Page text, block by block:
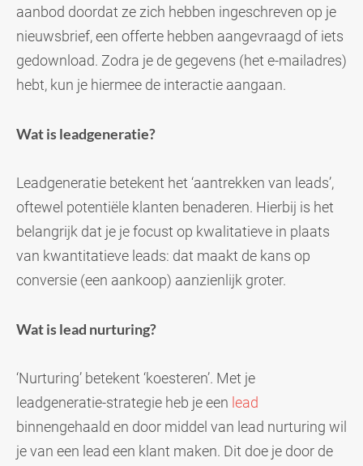
aanbod doordat ze zich hebben ingeschreven op je
nieuwsbrief, een offerte hebben aangevraagd of iets
gedownload. Zodra je de gegevens (het e-mailadres)
hebt, kun je hiermee de interactie aangaan.
Wat is leadgeneratie?
Leadgeneratie betekent het ‘aantrekken van leads’,
oftewel potentiële klanten benaderen. Hierbij is het
belangrijk dat je je focust op kwalitatieve in plaats
van kwantitatieve leads: dat maakt de kans op
conversie (een aankoop) aanzienlijk groter.
Wat is lead nurturing?
‘Nurturing’ betekent ‘koesteren’. Met je
leadgeneratie-strategie heb je een lead
binnengehaald en door middel van lead nurturing wil
je van een lead een klant maken. Dit doe je door de